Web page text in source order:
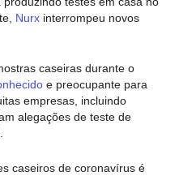
Nurx interrompeu novos
caseiras durante o
e preocupante para
empresas, incluindo
alegações de teste de
caseiros de coronavírus é